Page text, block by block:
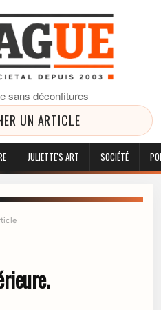
sans déconfitures
UN ARTICLE
JULIETTE'S ART SOCIÉTÉ